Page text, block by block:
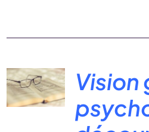
Vision